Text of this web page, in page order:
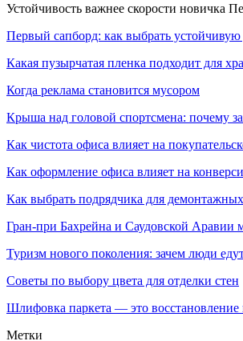
Устойчивость важнее скорости новичка
Первый сапборд: как выбрать устойчивую
Какая пузырчатая пленка подходит для
Когда реклама становится мусором
Крыша над головой спортсмена: почему
Как чистота офиса влияет на
Как оформление офиса влияет на
Как выбрать подрядчика для
Гран-при Бахрейна и Саудовской Аравии
Туризм нового поколения: зачем люди
Советы по выбору цвета для отделки стен
Шлифовка паркета — это восстановление
Метки